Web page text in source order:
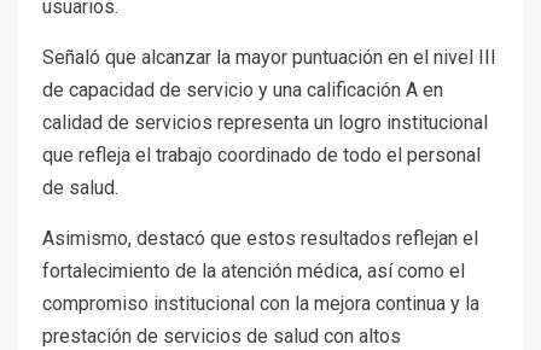
usuarios.
Señaló que alcanzar la mayor puntuación en el nivel III
de capacidad de servicio y una calificación A en
calidad de servicios representa un logro institucional
que refleja el trabajo coordinado de todo el personal
de salud.
Asimismo, destacó que estos resultados reflejan el
fortalecimiento de la atención médica, así como el
compromiso institucional con la mejora continua y la
prestación de servicios de salud con altos